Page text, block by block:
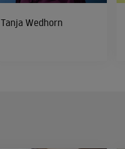
Tanja Wedhorn